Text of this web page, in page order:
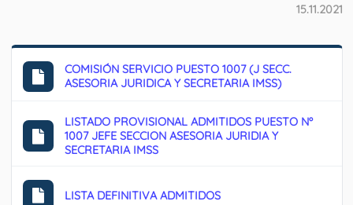
15.11.2021
COMISIÓN SERVICIO PUESTO 1007 (J SECC.
ASESORIA JURIDICA Y SECRETARIA IMSS)
LISTADO PROVISIONAL ADMITIDOS PUESTO Nº
1007 JEFE SECCION ASESORIA JURIDIA Y
SECRETARIA IMSS
LISTA DEFINITIVA ADMITIDOS